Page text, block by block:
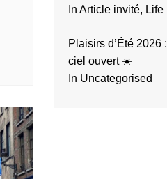
In Article invité, Life
Plaisirs d’Été 2026
ciel ouvert ☀️
In Uncategorised